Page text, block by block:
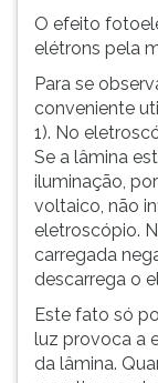
(primeira
tecla
esquerda
para
continuar
pressione
(primeira
tecla
direita
O efeito
elétrons pela
Para se
conveniente
1). No
Se a lâmina
iluminação,
voltaico, não
eletroscópio.
carregada
descarrega o
Este fato só
luz provoca a
da lâmina.